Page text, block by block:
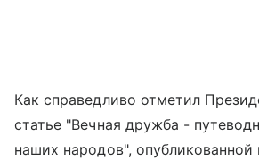
Как справедливо отметил
статье "Вечная дружба -
наших народов", опубликованной